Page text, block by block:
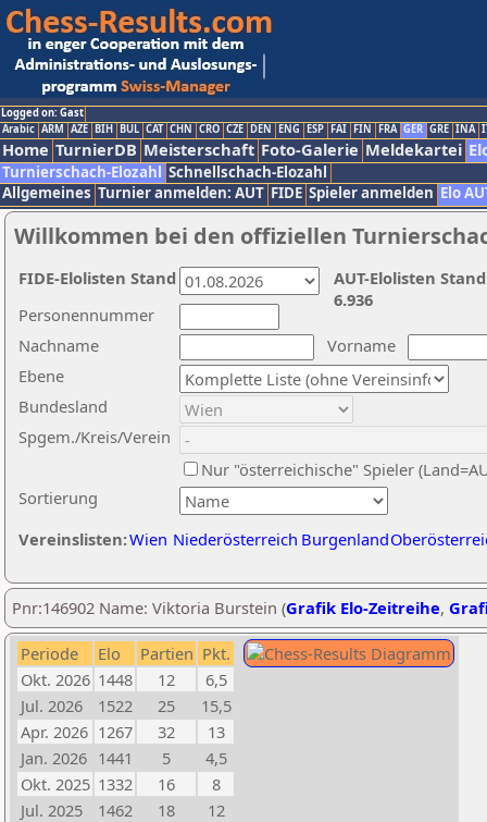
Logged on: Gast
Arabic ARM AZE BIH BUL CAT CHN CRO CZE DEN ENG ESP FAI FIN FRA GER GRE INA
Home TurnierDB Meisterschaft Foto-Galerie Meldekartei
Turnierschach-Elozahl Schnellschach-Elozahl
Allgemeines Turnier anmelden: AUT FIDE Spieler anmelden Elo
Willkommen bei den offiziellen
Nachname
Vorname
Ebene
Sortierung
Personennummer
Bundesland
Spgem./Kreis/Verein
Nur "österreichische" Spieler
Vereinslisten:Wien Niederösterreich Burgenland
AUT-Elolisten
6.936
FIDE-Elolisten Stand
Pnr:146902 Name: Viktoria Burstein (Grafik Elo-Zeitreihe,
Periode Elo Partien Pkt.
Okt. 2026 1448 12
6,5
Jul. 2026
1522 25
15,5
Apr. 2026 1267 32
13
Jan. 2026 1441 5
4,5
Okt. 2025 1332 16
8
Jul. 2025
1462 18
12